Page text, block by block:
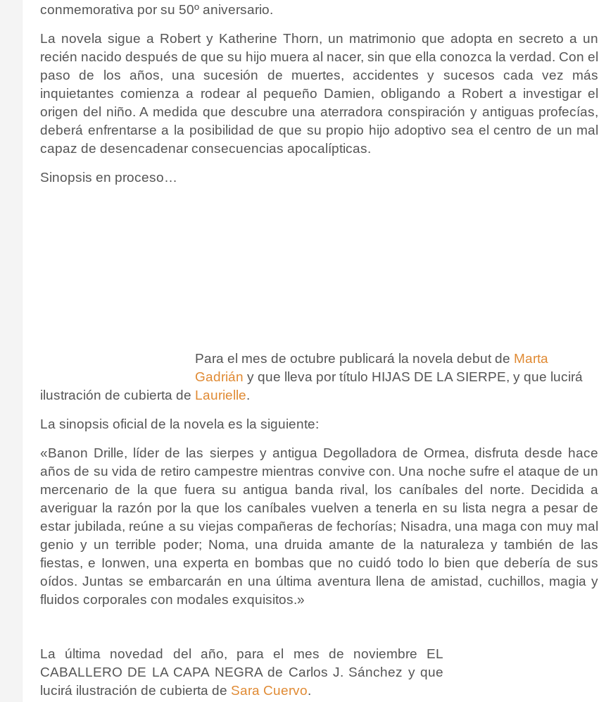
conmemorativa por su 50º aniversario.
La novela sigue a Robert y Katherine Thorn, un matrimonio que adopta en secreto a un
recién nacido después de que su hijo muera al nacer, sin que ella conozca la verdad. Con el
paso de los años, una sucesión de muertes, accidentes y sucesos cada vez más
inquietantes comienza a rodear al pequeño Damien, obligando a Robert a investigar el
origen del niño. A medida que descubre una aterradora conspiración y antiguas profecías,
deberá enfrentarse a la posibilidad de que su propio hijo adoptivo sea el centro de un mal
capaz de desencadenar consecuencias apocalípticas.
Sinopsis en proceso…
Para el mes de octubre publicará la novela debut de Marta
Gadrián y que lleva por título HIJAS DE LA SIERPE, y que lucirá
ilustración de cubierta de Laurielle.
La sinopsis oficial de la novela es la siguiente:
«Banon Drille, líder de las sierpes y antigua Degolladora de Ormea, disfruta desde hace
años de su vida de retiro campestre mientras convive con. Una noche sufre el ataque de un
mercenario de la que fuera su antigua banda rival, los caníbales del norte. Decidida a
averiguar la razón por la que los caníbales vuelven a tenerla en su lista negra a pesar de
estar jubilada, reúne a su viejas compañeras de fechorías; Nisadra, una maga con muy mal
genio y un terrible poder; Noma, una druida amante de la naturaleza y también de las
fiestas, e Ionwen, una experta en bombas que no cuidó todo lo bien que debería de sus
oídos. Juntas se embarcarán en una última aventura llena de amistad, cuchillos, magia y
fluidos corporales con modales exquisitos.»
La última novedad del año, para el mes de noviembre EL
CABALLERO DE LA CAPA NEGRA de Carlos J. Sánchez y que
lucirá ilustración de cubierta de Sara Cuervo.